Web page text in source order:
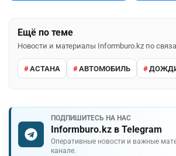
Ещё по теме
Новости и материалы Informburo.kz по
АСТАНА АВТОМОБИЛЬ
ПОДПИШИТЕСЬ НА НАС
Informburo.kz в Telegram
Оперативные новости и важные
канале.